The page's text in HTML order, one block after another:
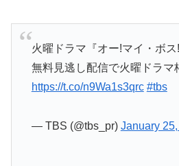
火曜ドラマ『オー!マイ・ボ
無料見逃し配信で火曜ドラマ
https://t.co/n9Wa1s3qrc #tbs
— TBS (@tbs_pr) January